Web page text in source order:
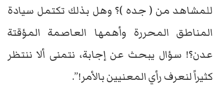
للمشاهد من ( جده )؟ وهل بذلك تكتمل سيادة
المناطق المحررة وأهمها العاصمة المؤقتة
عدن؟! سؤال يبحث عن إجابة، نتمنى ألا ننتظر
كثيراً لنعرف رأي المعنيين بالأمر!”.